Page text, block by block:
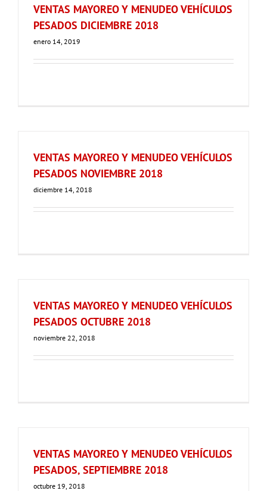
VENTAS MAYOREO Y MENUDEO VEHÍCULOS
PESADOS DICIEMBRE 2018
enero 14, 2019
VENTAS MAYOREO Y MENUDEO VEHÍCULOS
PESADOS NOVIEMBRE 2018
diciembre 14, 2018
VENTAS MAYOREO Y MENUDEO VEHÍCULOS
PESADOS OCTUBRE 2018
noviembre 22, 2018
VENTAS MAYOREO Y MENUDEO VEHÍCULOS
PESADOS, SEPTIEMBRE 2018
octubre 19, 2018